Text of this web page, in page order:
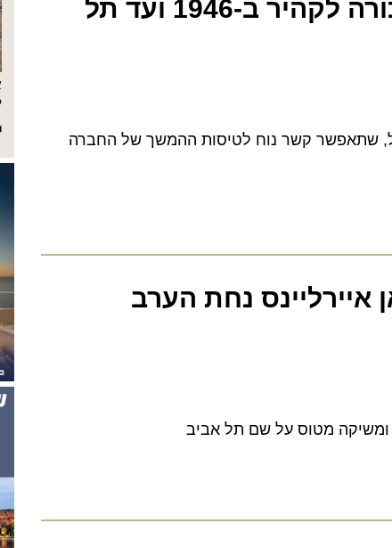
אתיופיאן איירליינס: מטיסת בכורה לקהיר ב-1946 ועד תל
קשר נוח לטיסות ההמשך של החברה
נחת הערב
מטוס על שם תל אביב